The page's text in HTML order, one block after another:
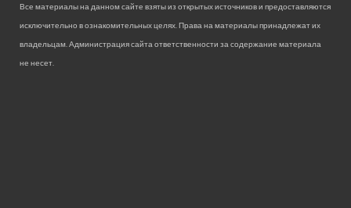
Все материалы на данном сайте взяты из открытых источников и предоставляются
исключительно в ознакомительных целях. Права на материалы принадлежат их
владельцам. Администрация сайта ответственности за содержание материала
не несет.